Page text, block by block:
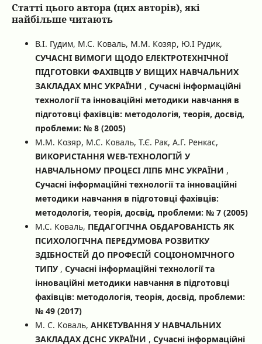
Статті цього автора (цих авторів), які
найбільше читають
В.І. Гудим, М.С. Коваль, М.М. Козяр, Ю.І Рудик,
СУЧАСНІ ВИМОГИ ЩОДО ЕЛЕКТРОТЕХНІЧНОЇ
ПІДГОТОВКИ ФАХІВЦІВ У ВИЩИХ НАВЧАЛЬНИХ
ЗАКЛАДАХ МНС УКРАЇНИ , Сучасні інформаційні
технології та інноваційні методики навчання в
підготовці фахівців: методологія, теорія, досвід,
проблеми: № 8 (2005)
М.М. Козяр, М.С. Коваль, Т.Є. Рак, А.Г. Ренкас,
ВИКОРИСТАННЯ WEB-ТЕХНОЛОГІЙ У
НАВЧАЛЬНОМУ ПРОЦЕСІ ЛІПБ МНС УКРАЇНИ ,
Сучасні інформаційні технології та інноваційні
методики навчання в підготовці фахівців:
методологія, теорія, досвід, проблеми: № 7 (2005)
М.С. Коваль, ПЕДАГОГІЧНА ОБДАРОВАНІСТЬ ЯК
ПСИХОЛОГІЧНА ПЕРЕДУМОВА РОЗВИТКУ
ЗДІБНОСТЕЙ ДО ПРОФЕСІЙ СОЦІОНОМІЧНОГО
ТИПУ , Сучасні інформаційні технології та
інноваційні методики навчання в підготовці
фахівців: методологія, теорія, досвід, проблеми:
№ 49 (2017)
М. С. Коваль, АНКЕТУВАННЯ У НАВЧАЛЬНИХ
ЗАКЛАДАХ ДСНС УКРАЇНИ , Сучасні інформаційні